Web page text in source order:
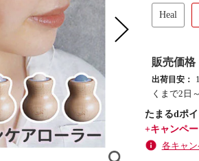
Heal
販売価格
出荷目安：
くまで2日
たまるdポ
+キャンペ
各キャ